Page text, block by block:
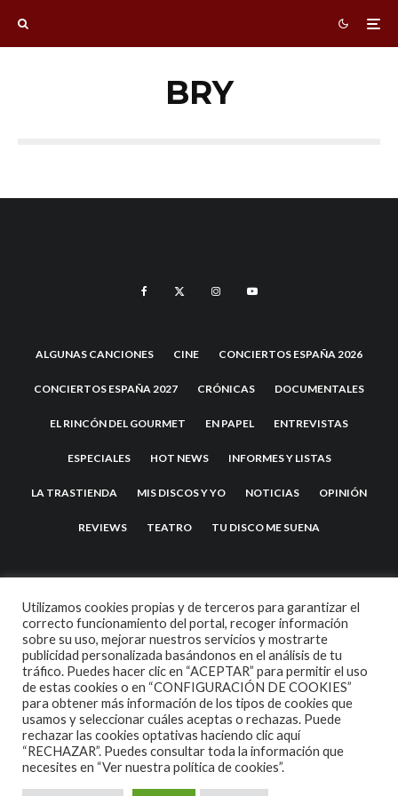
BRY
ALGUNAS CANCIONES CINE CONCIERTOS ESPAÑA 2026
CONCIERTOS ESPAÑA 2027 CRÓNICAS DOCUMENTALES
EL RINCÓN DEL GOURMET EN PAPEL ENTREVISTAS
ESPECIALES HOT NEWS INFORMES Y LISTAS
LA TRASTIENDA MIS DISCOS Y YO NOTICIAS OPINIÓN
REVIEWS TEATRO TU DISCO ME SUENA
2007 COPYRIGHT -CODETIPITHEME
Utilizamos cookies propias y de terceros para garantizar el
correcto funcionamiento del portal, recoger información
sobre su uso, mejorar nuestros servicios y mostrarte
publicidad personalizada basándonos en el análisis de tu
tráfico. Puedes hacer clic en “ACEPTAR” para permitir el uso
de estas cookies o en “CONFIGURACIÓN DE COOKIES”
para obtener más información de los tipos de cookies que
usamos y seleccionar cuáles aceptas o rechazas. Puede
rechazar las cookies optativas haciendo clic aquí
“RECHAZAR”. Puedes consultar toda la información que
necesites en “Ver nuestra política de cookies”.